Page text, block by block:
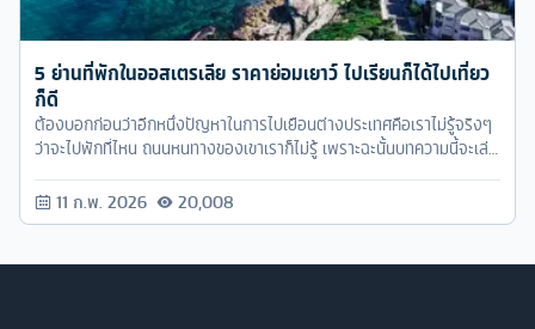
5 ย่านที่พักในออสเตรเลีย ราคาย่อมเยาว์ ไปเรียนก็ได้ไปเที่ยว
ก็ดี
ต้องบอกก่อนว่าอีกหนึ่งปัญหาในการไปเยือนต่างประเทศคือเราไม่รู้จริงๆ
ว่าจะไปพักที่ไหน ถนนหนทางของเขาเราก็ไม่รู้ เพราะฉะนั้นบทความนี้จะเล่า
ราคาย่อมเยาว์
11 ก.พ. 2026 20,008